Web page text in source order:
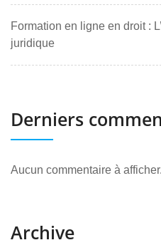
Formation en ligne en droit :
juridique
Derniers
Aucun commentaire à afficher.
Archive